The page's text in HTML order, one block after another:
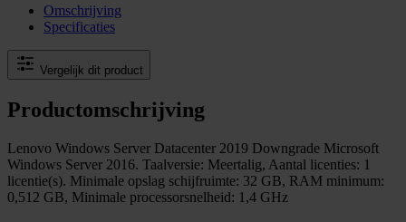
Omschrijving
Specificaties
Vergelijk dit product
Productomschrijving
Lenovo Windows Server Datacenter 2019 Downgrade Microsoft
Windows Server 2016. Taalversie: Meertalig, Aantal licenties: 1
licentie(s). Minimale opslag schijfruimte: 32 GB, RAM minimum:
0,512 GB, Minimale processorsnelheid: 1,4 GHz